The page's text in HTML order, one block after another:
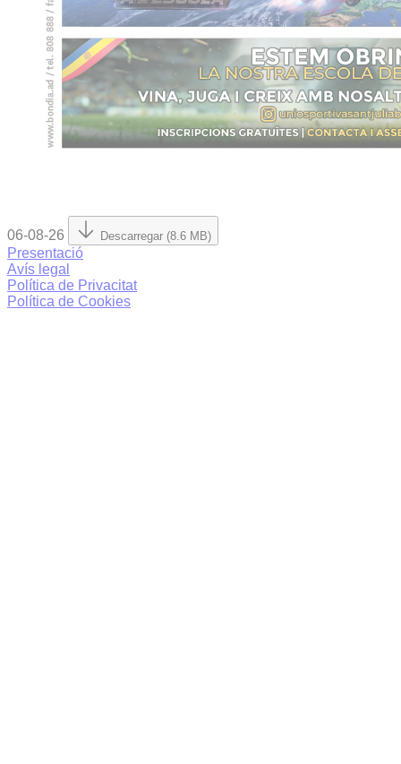
06-08-26 Descarregar (8.6 MB)
Presentació
Avís legal
Política de Privacitat
Política de Cookies